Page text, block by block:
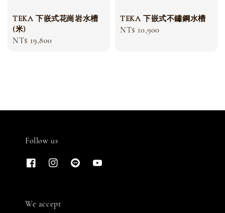
TEKA 下嵌式花崗岩水槽
(米)
Regular
NT$ 19,800
TEKA 下嵌式不鏽鋼水槽
Regular
NT$ 10,900
Follow us
We accept